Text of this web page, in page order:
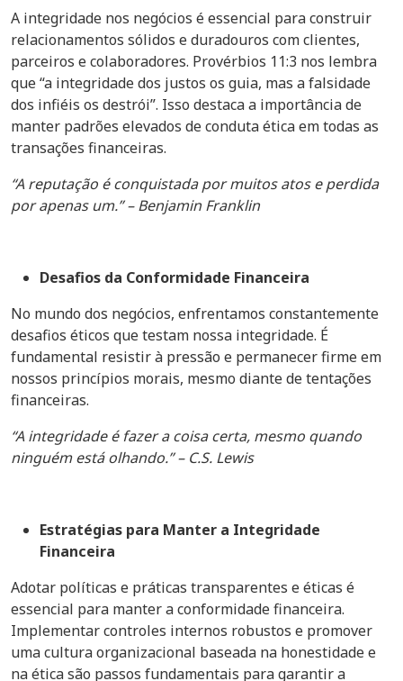
A integridade nos negócios é essencial para construir
relacionamentos sólidos e duradouros com clientes,
parceiros e colaboradores. Provérbios 11:3 nos lembra
que “a integridade dos justos os guia, mas a falsidade
dos infiéis os destrói”. Isso destaca a importância de
manter padrões elevados de conduta ética em todas as
transações financeiras.
“A reputação é conquistada por muitos atos e perdida
por apenas um.” – Benjamin Franklin
Desafios da Conformidade Financeira
No mundo dos negócios, enfrentamos constantemente
desafios éticos que testam nossa integridade. É
fundamental resistir à pressão e permanecer firme em
nossos princípios morais, mesmo diante de tentações
financeiras.
“A integridade é fazer a coisa certa, mesmo quando
ninguém está olhando.” – C.S. Lewis
Estratégias para Manter a Integridade
Financeira
Adotar políticas e práticas transparentes e éticas é
essencial para manter a conformidade financeira.
Implementar controles internos robustos e promover
uma cultura organizacional baseada na honestidade e
na ética são passos fundamentais para garantir a